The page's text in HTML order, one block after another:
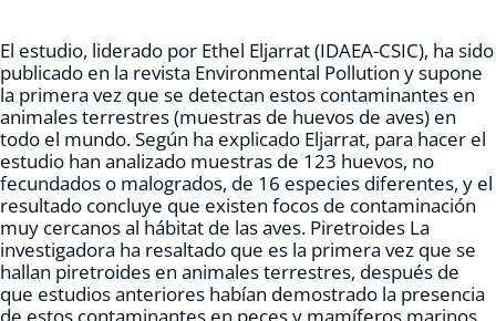
NOTICIAS
CONTACTO
CARRITO
El estudio, liderado por Ethel Eljarrat (IDAEA-CSIC), ha sido
publicado en la revista Environmental Pollution y supone
la primera vez que se detectan estos contaminantes en
animales terrestres (muestras de huevos de aves) en
todo el mundo. Según ha explicado Eljarrat, para hacer el
estudio han analizado muestras de 123 huevos, no
fecundados o malogrados, de 16 especies diferentes, y el
resultado concluye que existen focos de contaminación
muy cercanos al hábitat de las aves. Piretroides La
investigadora ha resaltado que es la primera vez que se
hallan piretroides en animales terrestres, después de
que estudios anteriores habían demostrado la presencia
de estos contaminantes en peces y mamíferos marinos